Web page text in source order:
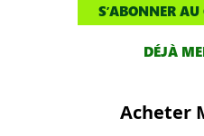
SʼABONNER
DÉJÀ
Acheter